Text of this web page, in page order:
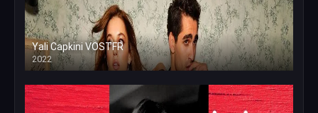
Yali Capkini VOSTFR
2022